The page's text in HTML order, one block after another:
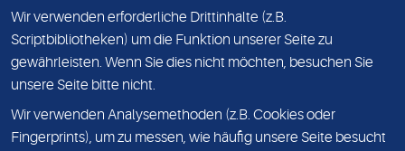
Namen des Fremdlabors mit. Mit der Beauftragung der
Fremdlaborleistung erklären Sie sich mit dieser
Vereinbarung einverstanden.
Wir verwenden erforderliche Drittinhalte (z.B.
Scriptbibliotheken) um die Funktion unserer Seite zu
gewährleisten. Wenn Sie dies nicht möchten, besuchen Sie
unsere Seite bitte nicht.
Wir verwenden Analysemethoden (z.B. Cookies oder
Fingerprints), um zu messen, wie häufig unsere Seite besucht